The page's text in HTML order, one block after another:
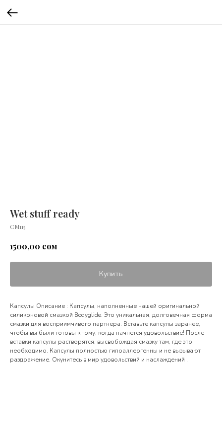
Wet stuff ready
СМ115
1500,00 сом
Купить
Капсулы Описание : Капсулы, наполненные нашей оригинальной
силиконовой смазкой Bodyglide. Это уникальная, долговечная форма
смазки для восприимчивого партнера. Вставьте капсулы заранее,
чтобы вы были готовы к тому, когда начнется удовольствие! После
вставки капсулы растворятся, высвобождая смазку там, где это
необходимо. Капсулы полностью гипоаллергенны и не вызывают
раздражение. Окунитесь в мир удовольствий и наслаждений .